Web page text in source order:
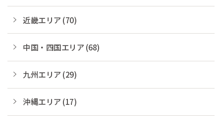
近畿エリア (70)
中国・四国エリア (68)
九州エリア (29)
沖縄エリア (17)